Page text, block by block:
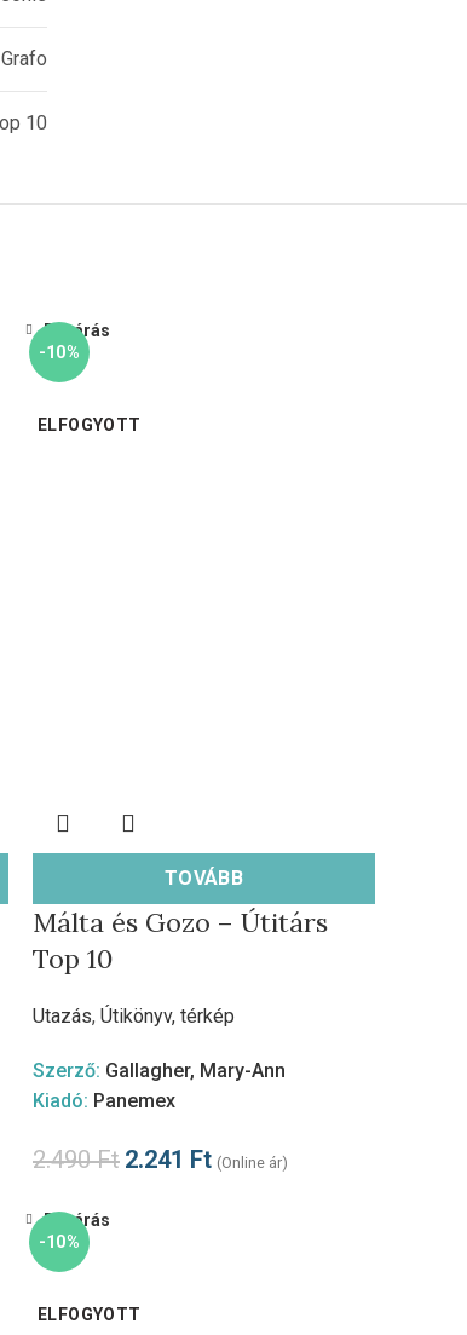
10
-10%
ELFOGYOTT
TOVÁBB
Bezárás
Málta és Gozo – Útitárs
Top 10
Utazás, Útikönyv, térkép
Szerző: Gallagher, Mary-Ann
Kiadó: Panemex
2.490Ft 2.241 Ft (Online ár)
-10%
ELFOGYOTT
Bezárás